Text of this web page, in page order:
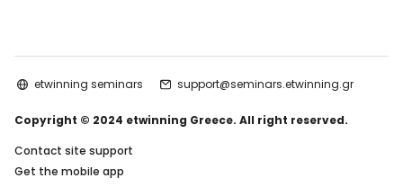
etwinning seminars support@seminars.etwinning.gr
Copyright © 2024 etwinning Greece. All right reserved.
Contact site support
Get the mobile app